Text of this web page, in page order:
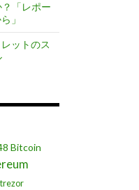
「レポー
」
ットのス
Bitcoin
trezor